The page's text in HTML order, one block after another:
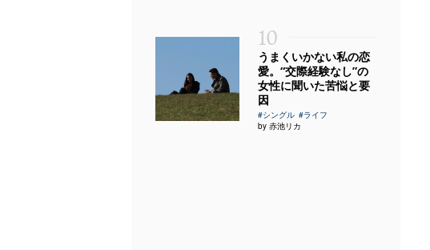
10
うまくいかない私の恋
愛。“交際経験なし”の
女性に聞いた苦悩と要
因
#シングル #ライフ
by 赤池リカ